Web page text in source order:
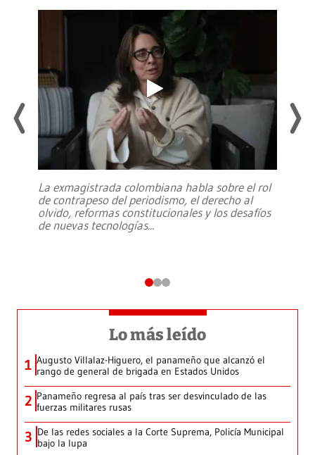
La exmagistrada colombiana habla sobre el rol
de contrapeso del periodismo, el derecho al
olvido, reformas constitucionales y los desafíos
de nuevas tecnologías...
Lo más leído
1 Augusto Villalaz-Higuero, el panameño que alcanzó el
rango de general de brigada en Estados Unidos
2 Panameño regresa al país tras ser desvinculado de las
fuerzas militares rusas
3 De las redes sociales a la Corte Suprema, Policía Municipal
bajo la lupa